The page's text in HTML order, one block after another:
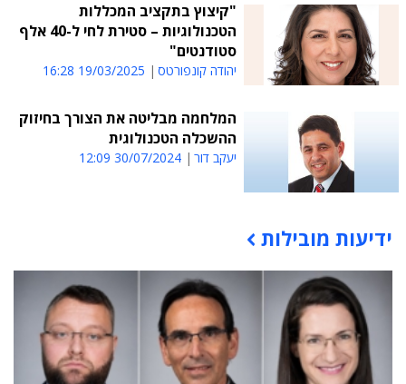
"קיצוץ בתקציב המכללות
הטכנולוגיות – סטירת לחי ל-40 אלף
סטודנטים"
יהודה קונפורטס 19/03/2025 16:28
המלחמה מבליטה את הצורך בחיזוק
ההשכלה הטכנולוגית
יעקב דור 30/07/2024 12:09
תוכן פרסומי
ידיעות מובילות